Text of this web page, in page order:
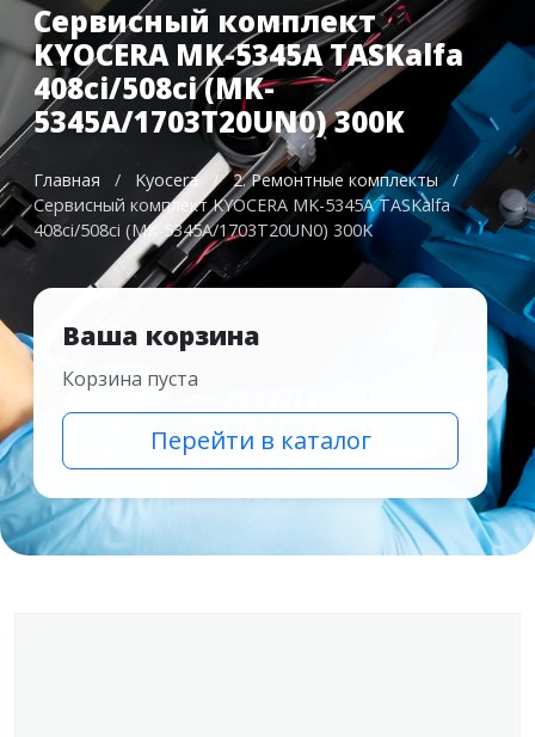
Сервисный комплект
KYOCERA MK-5345A TASKalfa
408ci/508ci (MK-
5345A/1703T20UN0) 300K
Главная / Kyocera / 2. Ремонтные комплекты
/
Сервисный комплект KYOCERA MK-5345A TASKalfa
408ci/508ci (MK-5345A/1703T20UN0) 300K
Ваша корзина
Корзина пуста
Перейти в каталог